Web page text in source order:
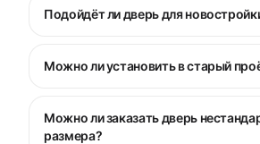
Подойдёт ли дверь для
Можно ли установить в старый
Можно ли заказать дверь
размера?